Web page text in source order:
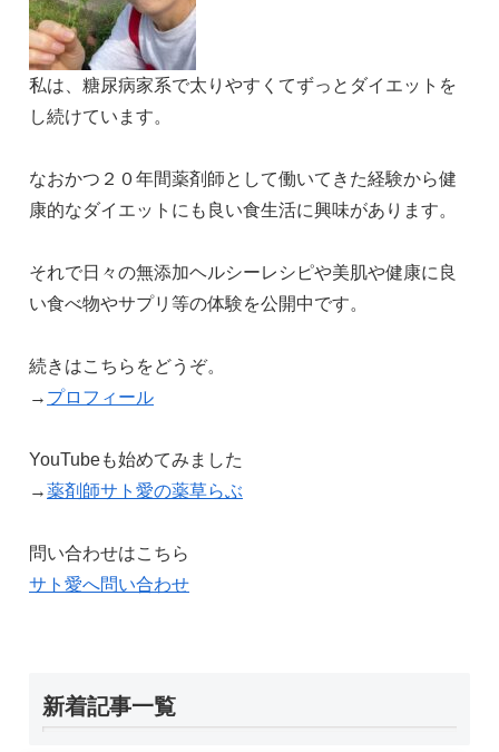
私は、糖尿病家系で太りやすくてずっとダイエットを
し続けています。
なおかつ２０年間薬剤師として働いてきた経験から健
康的なダイエットにも良い食生活に興味があります。
それで日々の無添加ヘルシーレシピや美肌や健康に良
い食べ物やサプリ等の体験を公開中です。
続きはこちらをどうぞ。
→ プロフィール
YouTubeも始めてみました
→薬剤師サト愛の薬草らぶ
問い合わせはこちら
サト愛へ問い合わせ
新着記事一覧